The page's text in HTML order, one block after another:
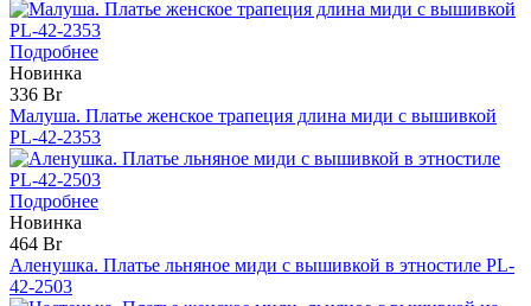
Подробнее
Новинка
336 Br
Малуша. Платье женское трапеция длина миди с вышивкой
PL-42-2353
Подробнее
Новинка
464 Br
Аленушка. Платье льняное миди с вышивкой в этностиле PL-
42-2503